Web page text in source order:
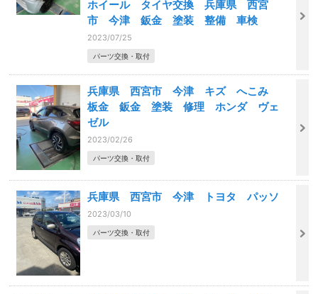
ホイール タイヤ交換 兵庫県 西宮
市 今津 鈑金 塗装 整備 車検
2023/07/25
パーツ交換・取付
兵庫県 西宮市 今津 キズ へこみ
板金 鈑金 塗装 修理 ホンダ ヴェ
ゼル
2023/02/26
パーツ交換・取付
兵庫県 西宮市 今津 トヨタ パッソ
2023/03/10
パーツ交換・取付